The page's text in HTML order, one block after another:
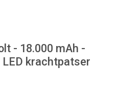
- 18.000 mAh -
LED krachtpatser